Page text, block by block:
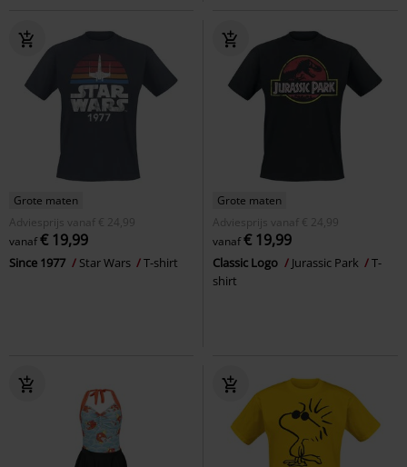
Grote maten
Adviesprijs
vanaf € 24,99
vanaf€ 19,99
Since 1977 Star Wars T-shirt
Grote maten
Adviesprijs
vanaf € 24,99
vanaf€ 19,99
Classic Logo Jurassic Park
T-
shirt